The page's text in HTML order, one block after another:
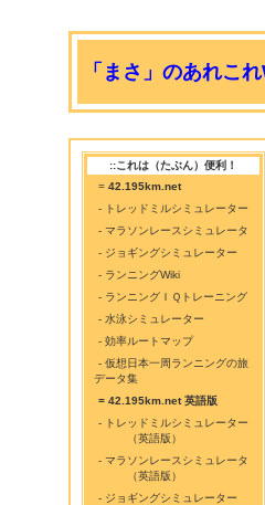
「まさ」のあれこ
::これは（たぶん）便利！
= 42.195km.net
- トレッドミルシミュレーター
- マラソンレースシミュレータ
- ジョギングシミュレーター
- ランニングWiki
- ランニングＩＱトレーニング
- 水泳シミュレーター
- 効率ルートマップ
- 仮想日本一周ランニングの旅
データ集
= 42.195km.net 英語版
- トレッドミルシミュレーター
（英語版）
- マラソンレースシミュレータ
（英語版）
- ジョギングシミュレーター